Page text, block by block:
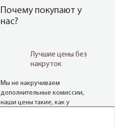
Почему покупают у
нас?
Лучшие цены без
накруток
Мы не накручиваем
дополнительные комиссии,
наши цены такие, как у